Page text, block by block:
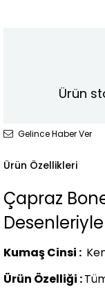
Ürün
Gelince Haber Ver
Ürün Özellikleri
Çapraz
Kumaş Cinsi :
Ürün Özelliği :